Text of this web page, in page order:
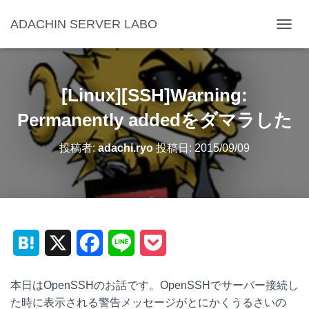
ADACHIN SERVER LABO
ビ
を
[Linux][SSH]Warning:
Permanently addedをダマラした
投稿者:adachi.ryo投稿日: 2015/09/09
c c
本日はOpenSSHのお話です。 OpenSSHでサーバー接続し
た時に表示される警告メッセージがとにかくうるさいの